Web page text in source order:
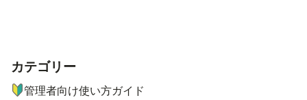
ナビゲーションメニュー
カテゴリー
管理者向け使い方ガイド